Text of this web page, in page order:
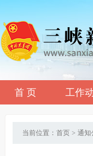
首 页 工作
当前位置：首页 > 通